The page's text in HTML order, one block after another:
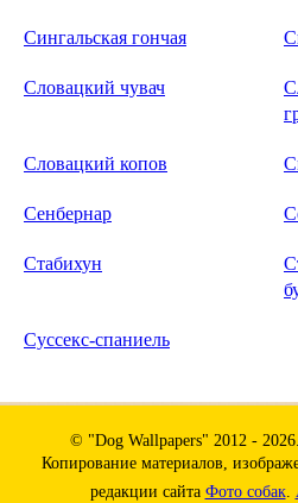
Сингальская гончая
Словацкий чувач
Словацкий копов
Сенбернар
Стабихун
Суссекс-спаниель
© "Dog Wallpapers" 2012 -
Копирование материалов,
редакции сайта Фото собак.